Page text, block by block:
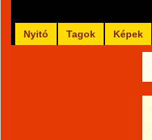
Nyitó Tagok Képek